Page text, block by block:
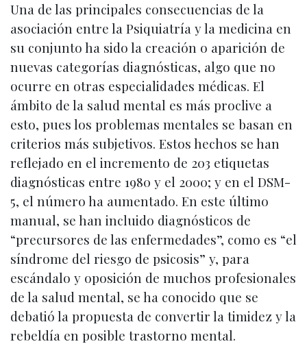
Una de las principales consecuencias de la
asociación entre la Psiquiatría y la medicina en
su conjunto ha sido la creación o aparición de
nuevas categorías diagnósticas, algo que no
ocurre en otras especialidades médicas. El
ámbito de la salud mental es más proclive a
esto, pues los problemas mentales se basan en
criterios más subjetivos. Estos hechos se han
reflejado en el incremento de 203 etiquetas
diagnósticas entre 1980 y el 2000; y en el DSM-
5, el número ha aumentado. En este último
manual, se han incluido diagnósticos de
“precursores de las enfermedades”, como es “el
síndrome del riesgo de psicosis” y, para
escándalo y oposición de muchos profesionales
de la salud mental, se ha conocido que se
debatió la propuesta de convertir la timidez y la
rebeldía en posible trastorno mental.